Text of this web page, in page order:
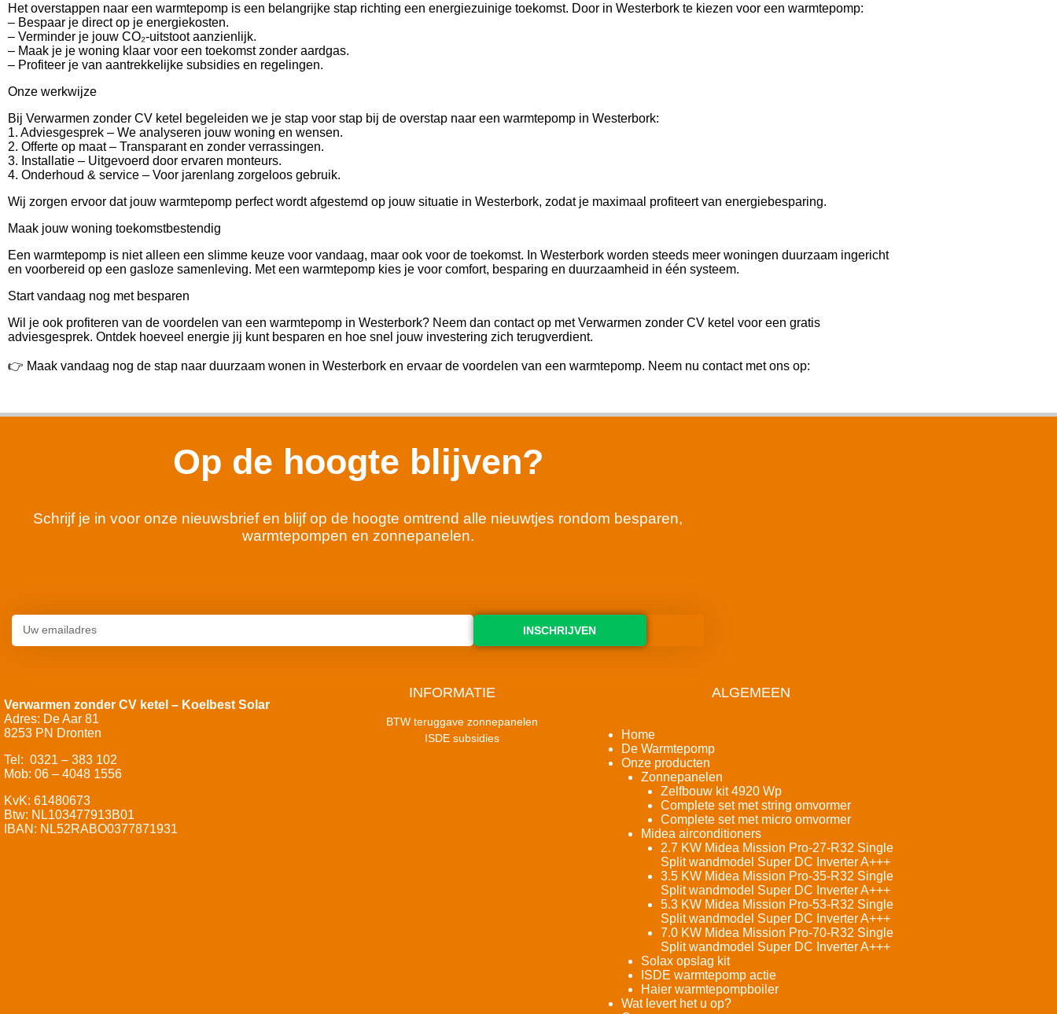
Het overstappen naar een warmtepomp is een belangrijke stap richting een energiezuinige toekomst. Door in Westerbork te kiezen voor een warmtepomp:
– Bespaar je direct op je energiekosten.
– Verminder je jouw CO₂-uitstoot aanzienlijk.
– Maak je je woning klaar voor een toekomst zonder aardgas.
– Profiteer je van aantrekkelijke subsidies en regelingen.
Onze werkwijze
Bij Verwarmen zonder CV ketel begeleiden we je stap voor stap bij de overstap naar een warmtepomp in Westerbork:
1. Adviesgesprek – We analyseren jouw woning en wensen.
2. Offerte op maat – Transparant en zonder verrassingen.
3. Installatie – Uitgevoerd door ervaren monteurs.
4. Onderhoud & service – Voor jarenlang zorgeloos gebruik.
Wij zorgen ervoor dat jouw warmtepomp perfect wordt afgestemd op jouw situatie in Westerbork, zodat je maximaal profiteert van energiebesparing.
Maak jouw woning toekomstbestendig
Een warmtepomp is niet alleen een slimme keuze voor vandaag, maar ook voor de toekomst. In Westerbork worden steeds meer woningen duurzaam ingericht
en voorbereid op een gasloze samenleving. Met een warmtepomp kies je voor comfort, besparing en duurzaamheid in één systeem.
Start vandaag nog met besparen
Wil je ook profiteren van de voordelen van een warmtepomp in Westerbork? Neem dan contact op met Verwarmen zonder CV ketel voor een gratis
adviesgesprek. Ontdek hoeveel energie jij kunt besparen en hoe snel jouw investering zich terugverdient.
👉 Maak vandaag nog de stap naar duurzaam wonen in Westerbork en ervaar de voordelen van een warmtepomp. Neem nu contact met ons op:
Op de hoogte blijven?
Schrijf je in voor onze nieuwsbrief en blijf op de hoogte omtrend alle nieuwtjes rondom besparen,
warmtepompen en zonnepanelen.
INSCHRIJVEN
Verwarmen zonder CV ketel – Koelbest Solar
Adres: De Aar 81
8253 PN Dronten
Tel: 0321 – 383 102
Mob: 06 – 4048 1556
KvK: 61480673
Btw: NL103477913B01
IBAN: NL52RABO0377871931
INFORMATIE
BTW teruggave zonnepanelen
ISDE subsidies
ALGEMEEN
Home
De Warmtepomp
Onze producten
Zonnepanelen
Zelfbouw kit 4920 Wp
Complete set met string omvormer
Complete set met micro omvormer
Midea airconditioners
2.7 KW Midea Mission Pro-27-R32 Single
Split wandmodel Super DC Inverter A+++
3.5 KW Midea Mission Pro-35-R32 Single
Split wandmodel Super DC Inverter A+++
5.3 KW Midea Mission Pro-53-R32 Single
Split wandmodel Super DC Inverter A+++
7.0 KW Midea Mission Pro-70-R32 Single
Split wandmodel Super DC Inverter A+++
Solax opslag kit
ISDE warmtepomp actie
Haier warmtepompboiler
Wat levert het u op?